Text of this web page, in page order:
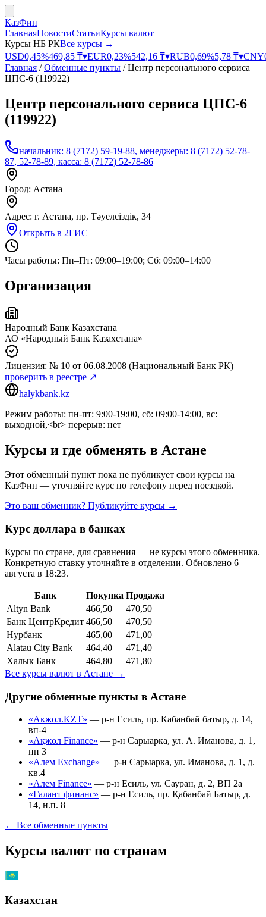
КазФин
ГлавнаяНовостиСтатьиКурсы валют
Курсы НБ РКВсе курсы →
USD0,45%469,85 ₸▾EUR0,23%542,16 ₸▾RUB0,69%5,78 ₸▾CNY
Главная /Обменные пункты /Центр персонального сервиса
ЦПС-6 (119922)
Центр персонального сервиса ЦПС-6
(119922)
начальник: 8 (7172) 59-19-88, менеджеры: 8 (7172) 52-78-
87, 52-78-89, касса: 8 (7172) 52-78-86
Город: Астана
Адрес: г. Астана, пр. Тәуелсіздік, 34
Открыть в 2ГИС
Часы работы: Пн–Пт: 09:00–19:00; Сб: 09:00–14:00
Организация
Народный Банк Казахстана
АО «Народный Банк Казахстана»
Лицензия: № 10 от 06.08.2008 (Национальный Банк РК)
проверить в реестре ↗
halykbank.kz
Режим работы: пн-пт: 9:00-19:00, сб: 09:00-14:00, вс:
выходной,<br> перерыв: нет
Курсы и где обменять в Астане
Этот обменный пункт пока не публикует свои курсы на
КазФин — уточняйте курс по телефону перед поездкой.
Это ваш обменник? Публикуйте курсы →
Курс доллара в банках
Курсы по стране, для сравнения — не курсы этого обменника.
Конкретную ставку уточняйте в отделении. Обновлено 6
августа в 18:23.
Банк Покупка Продажа
Altyn Bank
466,50
470,50
Банк ЦентрКредит 466,50
470,50
Нурбанк
465,00
471,00
Alatau City Bank
464,40
471,40
Халык Банк
464,80
471,80
Все курсы валют в Астане →
Другие обменные пункты в Астане
«Акжол.KZT» — р-н Есиль, пр. Кабанбай батыр, д. 14,
вп-4
«Ақжол Finance» — р-н Сарыарка, ул. А. Иманова, д. 1,
нп 3
«Алем Exchange» — р-н Сарыарка, ул. Иманова, д. 1, д.
кв.4
«Алем Finance» — р-н Есиль, ул. Сауран, д. 2, ВП 2а
«Галант финанс» — р-н Есиль, пр. Қабанбай Батыр, д.
14, н.п. 8
← Все обменные пункты
Курсы валют по странам
Казахстан